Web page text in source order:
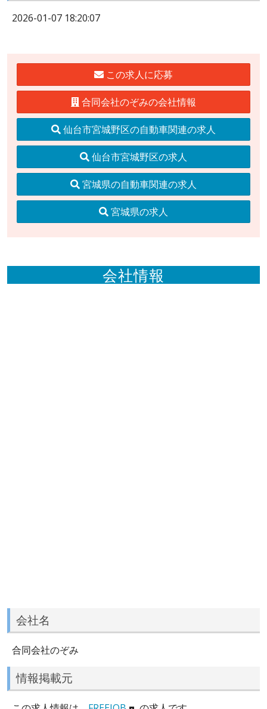
2026-01-07 18:20:07
この求人に応募
合同会社のぞみの会社情報
仙台市宮城野区の自動車関連の求人
仙台市宮城野区の求人
宮城県の自動車関連の求人
宮城県の求人
会社情報
会社名
合同会社のぞみ
情報掲載元